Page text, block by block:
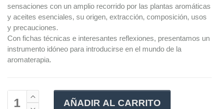
sensaciones con un amplio recorrido por las plantas aromáticas
y aceites esenciales, su origen, extracción, composición, usos
y precauciones.
Con fichas técnicas e interesantes reflexiones, presentamos un
instrumento idóneo para introducirse en el mundo de la
aromaterapia.
AÑADIR AL CARRITO